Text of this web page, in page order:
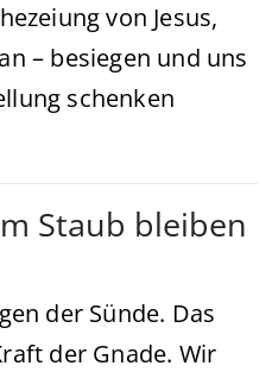
von Jesus,
– besiegen und uns
schenken
Staub bleiben
der Sünde. Das
der Gnade. Wir